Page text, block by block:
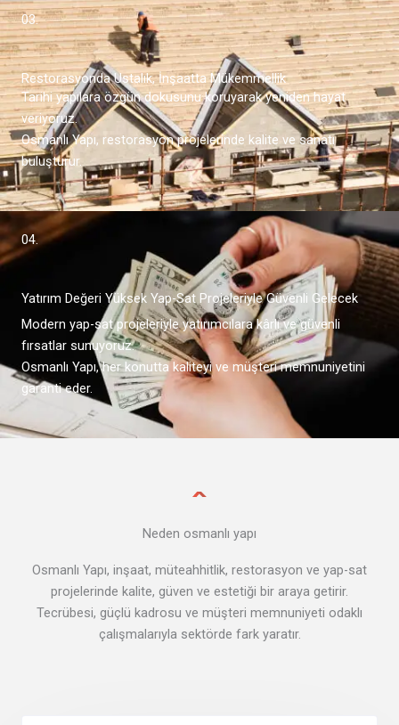
03.
Restorasyonda Ustalık, İnşaatta Mükemmellik
Tarihi yapılara özgün dokusunu koruyarak yeniden hayat
veriyoruz.
Osmanlı Yapı, restorasyon projelerinde kalite ve sanatı
buluşturur.
04.
Yatırım Değeri Yüksek Yap-Sat Projeleriyle Güvenli Gelecek
Modern yap-sat projeleriyle yatırımcılara kârlı ve güvenli
fırsatlar sunuyoruz.
Osmanlı Yapı, her konutta kaliteyi ve müşteri memnuniyetini
garanti eder.
Neden osmanlı yapı
Osmanlı Yapı, inşaat, müteahhitlik, restorasyon ve yap-sat
projelerinde kalite, güven ve estetiği bir araya getirir.
Tecrübesi, güçlü kadrosu ve müşteri memnuniyeti odaklı
çalışmalarıyla sektörde fark yaratır.